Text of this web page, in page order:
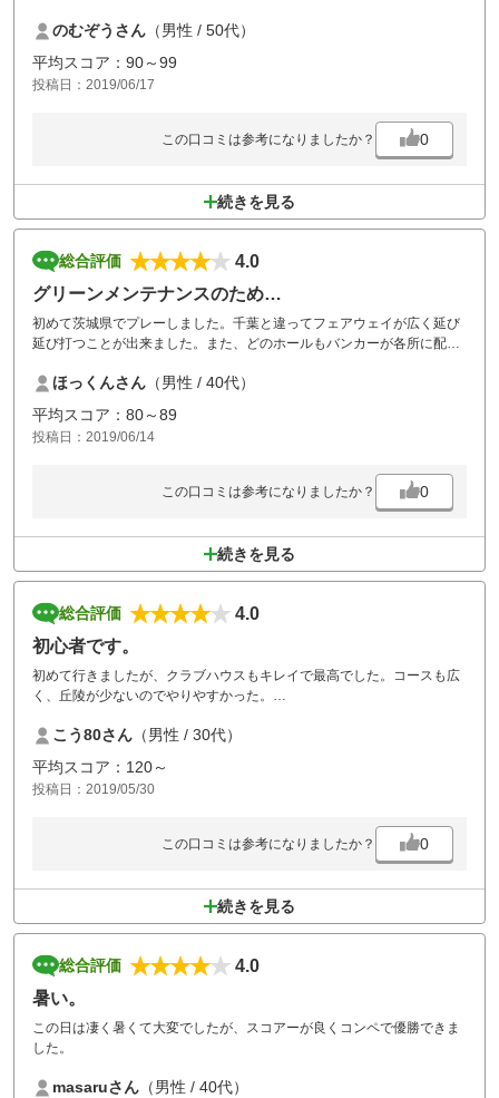
のむぞうさん （男性 / 50代）
平均スコア：90～99
投稿日：2019/06/17
この口コミは参考になりましたか？ 0
続きを見る
総合評価
4.0
グリーンメンテナンスのため…
初めて茨城県でプレーしました。千葉と違ってフェアウェイが広く延び
延び打つことが出来ました。また、どのホールもバンカーが各所に配置
ほっくんさん （男性 / 40代）
平均スコア：80～89
投稿日：2019/06/14
この口コミは参考になりましたか？ 0
続きを見る
総合評価
4.0
初心者です。
初めて行きましたが、クラブハウスもキレイで最高でした。コースも広
く、丘陵が少ないのでやりやすかった。
かった。
こう80さん （男性 / 30代）
平均スコア：120～
投稿日：2019/05/30
この口コミは参考になりましたか？ 0
続きを見る
総合評価
4.0
暑い。
この日は凄く暑くて大変でしたが、スコアーが良くコンペで優勝できま
した。
masaruさん （男性 / 40代）